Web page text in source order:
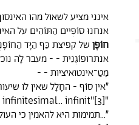
אינני מציע לשאול מהו
אנחנוּ סוֹפְיים הַתּוֹהִים על
חוֹפֶן של קפיצת כַּף הַיָּד
אנתרופוֹגֶנִית - - מעבר לָה
מֶטַ־אינטואיציות - -
״אין סוֹף - החָלָל שאין לו
"Infinity... infinitesimal... infinit"[3]
״...תמימות היא להאמין כי